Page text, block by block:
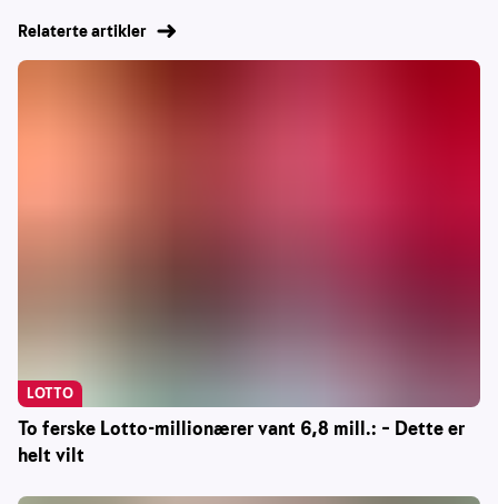
Relaterte artikler
To ferske Lotto-millionærer vant 6,8 mill.: – Dette er
helt vilt
LOTTO